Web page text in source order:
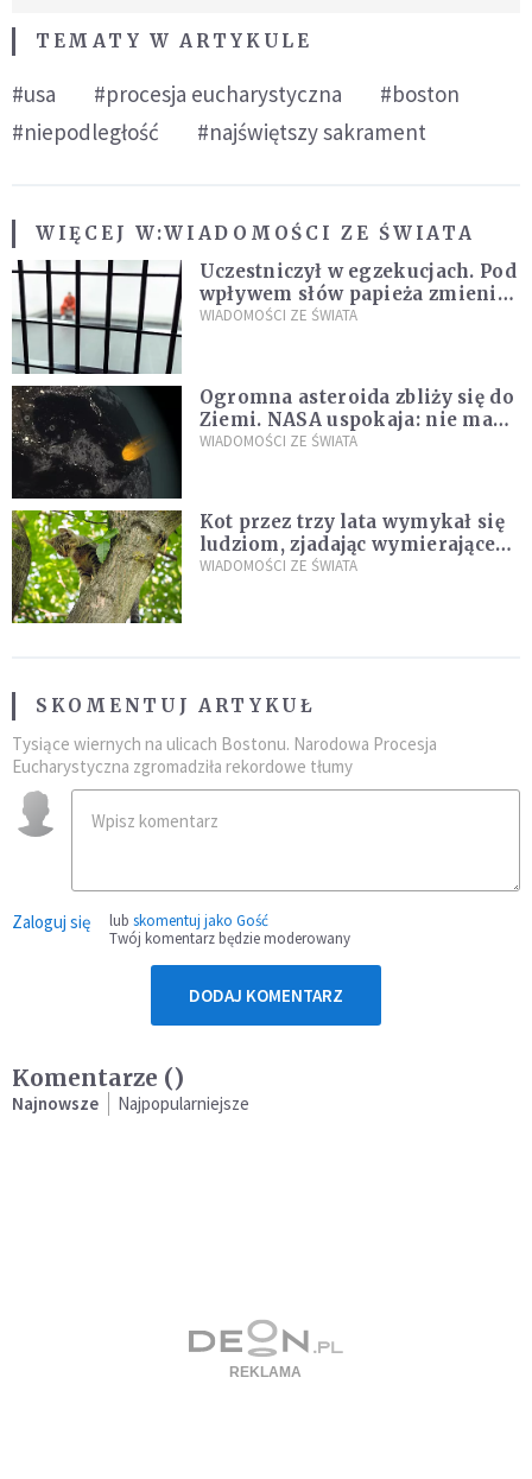
TEMATY W ARTYKULE
#usa #procesja eucharystyczna
#boston
#niepodległość
#najświętszy sakrament
WIĘCEJ W:WIADOMOŚCI ZE ŚWIATA
Uczestniczył w egzekucjach. Pod
wpływem słów papieża zmienił
zdanie
WIADOMOŚCI ZE ŚWIATA
Ogromna asteroida zbliży się do
Ziemi. NASA uspokaja: nie ma
zagrożenia
WIADOMOŚCI ZE ŚWIATA
Kot przez trzy lata wymykał się
ludziom, zjadając wymierające
kaczki. W końcu popełnił
WIADOMOŚCI ZE ŚWIATA
SKOMENTUJ ARTYKUŁ
Tysiące wiernych na ulicach Bostonu. Narodowa Procesja
Eucharystyczna zgromadziła rekordowe tłumy
Zaloguj się lub skomentuj jako Gość
Twój komentarz będzie moderowany
DODAJ KOMENTARZ
Komentarze ()
Najnowsze Najpopularniejsze